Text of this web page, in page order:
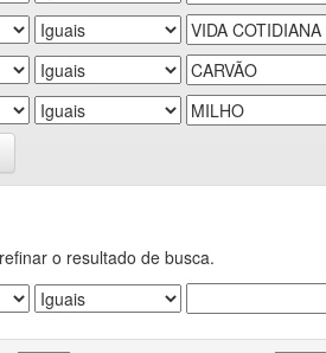
o resultado de busca.